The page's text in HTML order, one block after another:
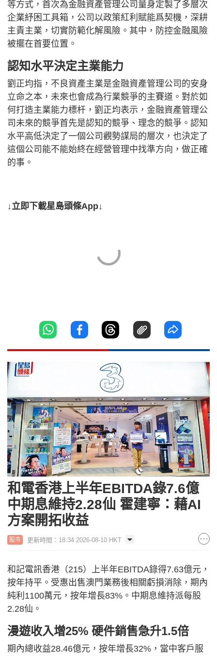
等方式，首次為金融資產管理公司量身定製了多層次
企業紓困工具箱，公司以政策紅利賦能爲契機，深耕
主責主業，切實防範化解風險。其中，防控金融風險
被擺在首要位置。
認知水平決定主業能力
劉正均指，不良資產主業是金融資產管理公司的安身
立命之本，未來也會成為行業競爭的主賽道。對於如
何打造主業能力標杆，劉正均表示，金融資產管理公
司未來的競爭首先是認知的競爭、理念的競爭。認知
水平高低決定了一個公司觀勢謀局的層次，也決定了
這個公司能不能始終在經營管理中找準方向，做正確
的事。
↓立即下載星島頭條App↓
和電香港上半年EBITDA錄7.6億
中期息維持2.28仙 霍建寧：藉AI
方案開拓收益
股市 更新時間：18:34 2026-08-10 HKT
和記電訊香港（215）上半年EBITDA錄得7.63億元，
按年持平。受惠出售澳門業務後相關虧損消除，期內
純利1100萬元，按年增長83%。中期息維持派每股
2.28仙。
漫遊收入增25% 硬件銷售急升1.5倍
期內總收益28.46億元，按年增長32%，當中客戶服